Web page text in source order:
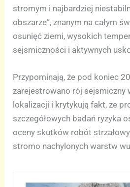
stromym i najbardziej
obszarze”, znanym na całym
osunięć ziemi, wysokich
sejsmiczności i aktywnych
Przypominają, że pod koniec
zarejestrowano rój sejsmiczny
lokalizacji i krytykują fakt, że
szczegółowych badań ryzyka
oceny skutków robót
stromo nachylonych warstw